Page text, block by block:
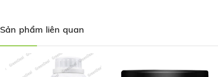
Sản phẩm liên quan